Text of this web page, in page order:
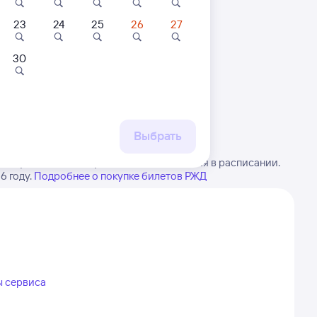
Имейте в виду, возможны изменения в расписании.
году. Подробнее о покупке билетов РЖД
сервиса
23 24 25 26 27
30
Выбрать